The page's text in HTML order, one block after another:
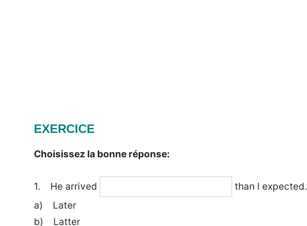
EXERCICE
Choisissez la bonne réponse:
1. He arrived
than I expected.
a) Later
b) Latter